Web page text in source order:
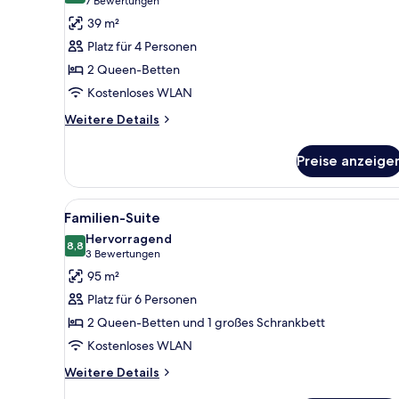
Zimmer,
2 Queen-
Betten,
barrierefrei,
Badewanne
anzeigen
Bewertungen)
39 m²
Platz für 4 Personen
2 Queen-Betten
Kostenloses WLAN
Weitere Details
Weitere
2 Queen-
Betten,
barrierefrei,
Badewanne
Preise
Alle
Fotos
für
Familien-
Suite
anzeigen
Hochwertige Bettwaren,
12
Familien-Suite
8,88,8 von 10
Hervorragend
3 Bewertungen
(3
Bewertungen)
95 m²
Platz für 6 Personen
2 Queen-Betten und 1 großes Schrankbett
Kostenloses WLAN
Weitere Details
Weitere